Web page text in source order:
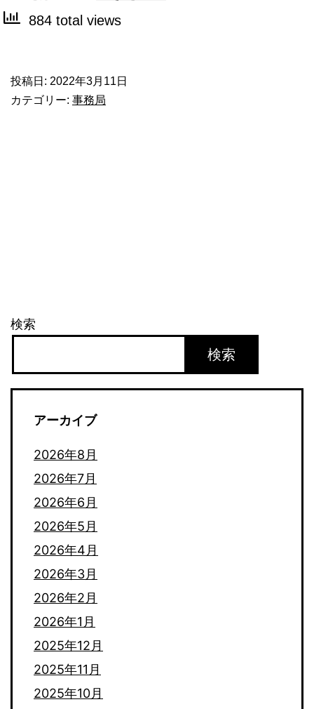
884 total views
投稿日: 2022年3月11日
カテゴリー: 事務局
検索
検索
アーカイブ
2026年8月
2026年7月
2026年6月
2026年5月
2026年4月
2026年3月
2026年2月
2026年1月
2025年12月
2025年11月
2025年10月